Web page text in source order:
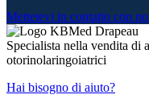
Mettetevi in contatto con
Specialista nella vendita di
otorinolaringoiatrici
Hai bisogno di aiuto?